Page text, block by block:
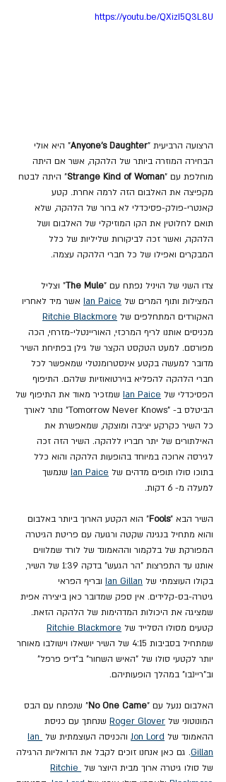
https://youtu.be/QXizI5Q3L8U
הרצועה הרביעית "Anyone's Daughter" היא אולי
הבחירה המוזרה ביותר של הלהקה, אשר אם היתה
מוחלפת עם "Strange Kind of Woman" היתה לבטח
מקפיצה את האלבום הזה לרמה אחרת. קטע
קאנטרי-פולק-פסיכדלי לא ברור של הלהקה, שלא
תואם לחלוטין את הקו המוזיקלי של האלבום ושל
הלהקה, ואשר זכה לביקורות שליליות של כלל
המבקרים ואפילו של כל חברי הלהקה עצמה.
צדו השני של הויניל נפתח עם "The Mule" וצליל
המצילות ותוף המרים של Ian Paice אשר מיד לאחריו
האקורדים המתחלפים של Ritchie Blackmore
מכניסים אותנו לריף המרכזי, האוריינטלי-מזרחי, הכה
מפורסם. למעט הטקסט הקצר של גילן בפתיחת השיר
מדובר למעשה בקטע אינסטרומנטלי שמאפשר לכל
חברי הלהקה להפליא בוירטואוזיות שלהם. התיפוף
הפסיכדלי של Ian Paice שמזכיר מאוד את התיפוף של
הביטלס ב- "Tomorrow Never Knows" נותר לאורך
כל השיר כקרקע יציבה ומוצקה, שמאפשרת את
האילתורים של יתר חבריו ללהקה. השיר הזה זכה
לגירסה ארוכה במיוחד בהופעות הלהקה והוא כלל
בתוכו סולו תופים מדהים של Ian Paice שנמשך
למעלה מ- 6 דקות.
השיר הבא "Fools" הוא הקטע הארוך ביותר באלבום
והוא מתחיל בנגינה שקטה ורגועה עם פריטת הגיטרה
המפורקת של בלקמור וההאמונד של לורד שמלווים
אותנו עד התפרצות "הר הגעש" בדקה 1:39 של השיר,
בקולו העוצמתי של Ian Gillan ובריף הפראי
גיטרה-בס-קלידים. אין ספק שמדובר כאן ביצירה אפית
שמציגה את היכולות המדהימות של הלהקה הזאת.
קטעים מסולו הסלייד של Ritchie Blackmore
שמתחיל בסביבות 4:15 של השיר יושאלו וישולבו מאוחר
יותר לקטעי סולו של "האיש השחור" ב"דיפ פרפל"
וב"ריינבו" במהלך הופעותיהם.
האלבום ננעל עם "No One Came" שנפתח עם הבס
המונוטוני של Roger Glover שנחתך עם כניסת
ההאמונד של Jon Lord והכניסה העוצמתית של Ian
Gillan. גם כאן אנחנו זוכים לקבל את הדואליות הרגילה
של סולו גיטרה ארוך מבית היוצר של Ritchie